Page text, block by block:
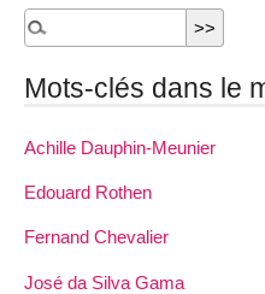
Mots-clés dans le
Achille Dauphin­-Meunier
Edouard Rothen
Fernand Chevalier
José da Silva Gama